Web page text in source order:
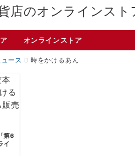
店のオンラインスト
オンラインストア
ース 時をかけるあん
第6
イ